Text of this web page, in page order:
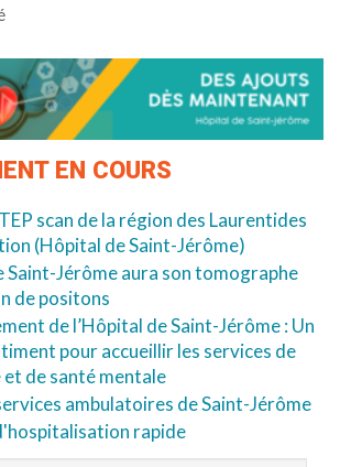
EN COURS
scan de la région des Laurentides
(Hôpital de Saint-Jérôme)
Saint-Jérôme aura son tomographe
de positons
de l’Hôpital de Saint-Jérôme : Un
pour accueillir les services de
de santé mentale
ambulatoires de Saint-Jérôme
rapide